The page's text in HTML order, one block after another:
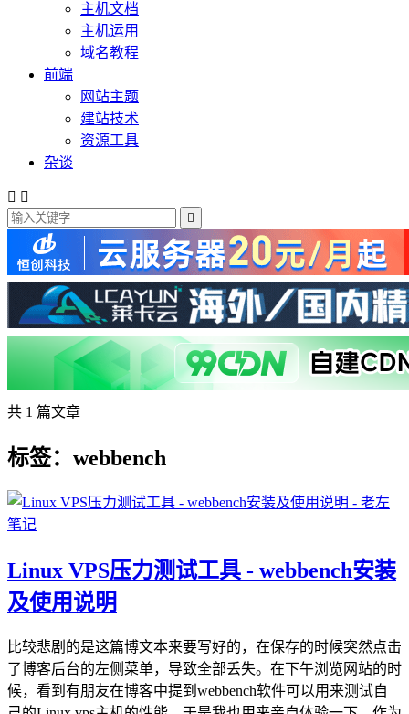
主机文档
主机运用
域名教程
前端
网站主题
建站技术
资源工具
杂谈
 

共 1 篇文章
标签：webbench
Linux VPS压力测试工具 - webbench安装
及使用说明
比较悲剧的是这篇博文本来要写好的，在保存的时候突然点击
了博客后台的左侧菜单，导致全部丢失。在下午浏览网站的时
候，看到有朋友在博客中提到webbench软件可以用来测试自